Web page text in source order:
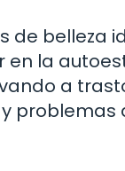
de belleza
en la
a
problemas